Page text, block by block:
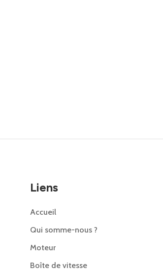
Liens
Accueil
Qui somme-nous ?
Moteur
Boîte de vitesse